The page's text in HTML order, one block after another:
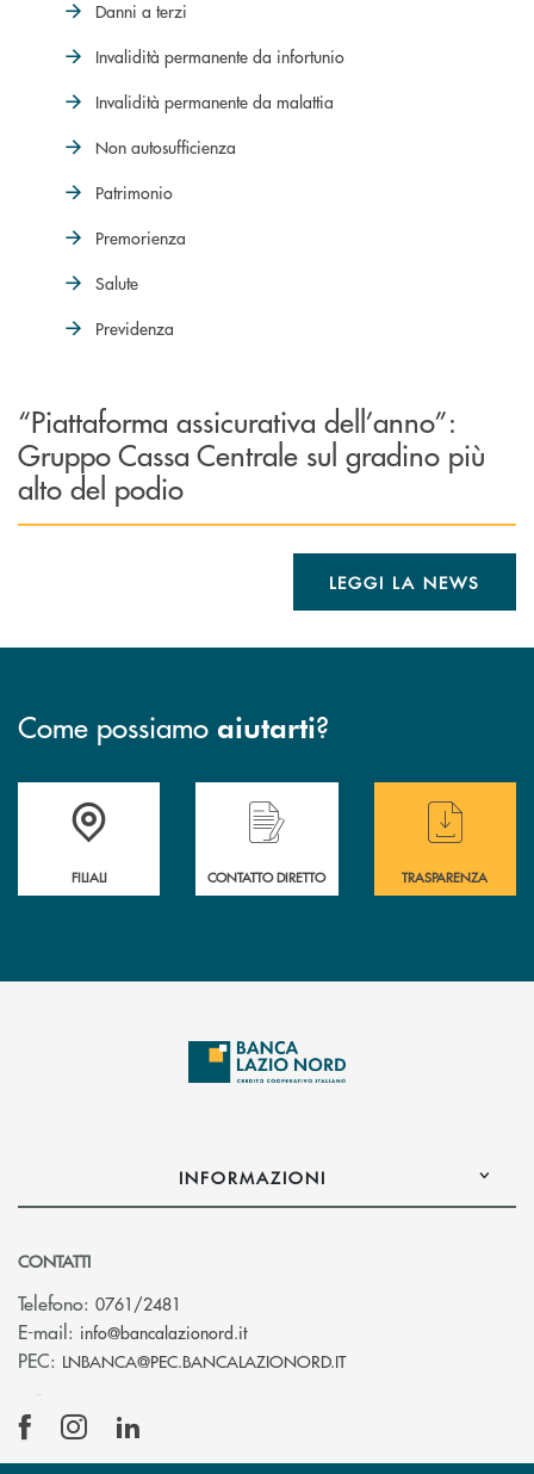
Danni a terzi
Invalidità permanente da infortunio
Invalidità permanente da malattia
Non autosufficienza
Patrimonio
Premorienza
Salute
Previdenza
“Piattaforma assicurativa dell’anno”:
Gruppo Cassa Centrale sul gradino più
alto del podio
LEGGI LA NEWS
Come possiamo aiutarti?
Trova la filiale più vicina a te
FILIALI
Hai bisogno di assistenza immediata ?
CONTATTO DIRETTO
Hai bisogno di
TRASPARENZA
INFORMAZIONI
CONTATTI
Telefono: 0761/2481
E-mail: info@bancalazionord.it(si apre l’app di posta elettronica)
PEC: LNBANCA@PEC.BANCALAZIONORD.IT(si apre l’app di posta